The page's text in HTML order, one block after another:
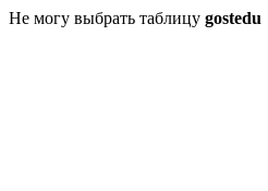
Не могу выбрать таблицу gostedu